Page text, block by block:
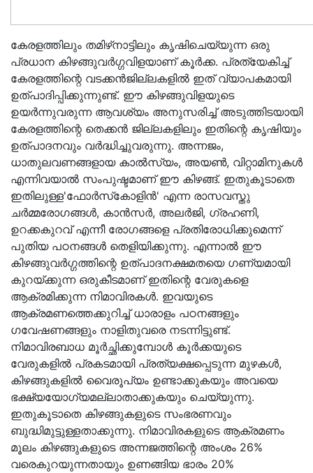
കേരളത്തിലും തമിഴ്‌നാട്ടിലും കൃഷിചെയ്യുന്ന ഒരു
പ്രധാന കിഴങ്ങുവര്‍ഗ്ഗവിളയാണ് കൂര്‍ക്ക. പ്രത്യേകിച്ച്
കേരളത്തിന്റെ വടക്കന്‍ജില്ലകളില്‍ ഇത് വ്യാപകമായി
ഉത്പാദിപ്പിക്കുന്നുണ്ട്. ഈ കിഴങ്ങുവിളയുടെ
ഉയര്‍ന്നുവരുന്ന ആവശ്യം അനുസരിച്ച് അടുത്തിടയായി
കേരളത്തിന്റെ തെക്കന്‍ ജില്ലകളിലും ഇതിന്റെ കൃഷിയും
ഉത്പാദനവും വര്‍ദ്ധിച്ചുവരുന്നു. അന്നജം,
ധാതുലവണങ്ങളായ കാല്‍സ്യം, അയണ്‍, വിറ്റാമിനുകള്‍
എന്നിവയാല്‍ സംപുഷ്ടമാണ് ഈ കിഴങ്ങ്. ഇതുകൂടാതെ
ഇതിലുള്ള'ഫോര്‍സ്‌കോളിന്‍' എന്ന രാസവസ്തു
ചര്‍മ്മരോഗങ്ങള്‍, കാന്‍സര്‍, അലര്‍ജി, ഗ്രഹണി,
ഉറക്കകുറവ് എന്നീ രോഗങ്ങളെ പ്രതിരോധിക്കുമെന്ന്
പുതിയ പഠനങ്ങള്‍ തെളിയിക്കുന്നു. എന്നാല്‍ ഈ
കിഴങ്ങുവര്‍ഗ്ഗത്തിന്റെ ഉത്പാദനക്ഷമതയെ ഗണ്യമായി
കുറയ്ക്കുന്ന ഒരുകീടമാണ് ഇതിന്റെ വേരുകളെ
ആക്രമിക്കുന്ന നിമാവിരകള്‍. ഇവയുടെ
ആക്രമണത്തെക്കുറിച്ച് ധാരാളം പഠനങ്ങളും
ഗവേഷണങ്ങളും നാളിതുവരെ നടന്നിട്ടുണ്ട്.
നിമാവിരബാധ മൂര്‍ച്ഛിക്കുമ്പോള്‍ കൂര്‍ക്കയുടെ
വേരുകളില്‍ പ്രകടമായി പ്രത്യക്ഷപ്പെടുന്ന മുഴകള്‍,
കിഴങ്ങുകളില്‍ വൈരൂപ്യം ഉണ്ടാക്കുകയും അവയെ
ഭക്ഷ്യയോഗ്യമല്ലാതാക്കുകയും ചെയ്യുന്നു.
ഇതുകൂടാതെ കിഴങ്ങുകളുടെ സംഭരണവും
ബുദ്ധിമുട്ടുള്ളതാക്കുന്നു. നിമാവിരകളുടെ ആക്രമണം
മൂലം കിഴങ്ങുകളുടെ അന്നജത്തിന്റെ അംശം 26%
വരെകുറയുന്നതായും ഉണങ്ങിയ ഭാരം 20%